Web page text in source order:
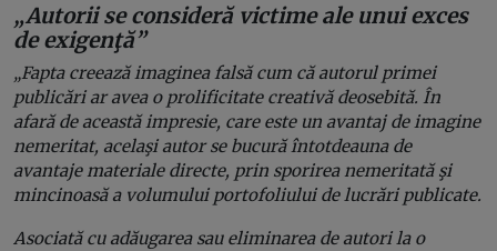
„Autorii se consideră victime ale unui exces
de exigenţă”
„Fapta creează imaginea falsă cum că autorul primei
publicări ar avea o prolificitate creativă deosebită. În
afară de această impresie, care este un avantaj de imagine
nemeritat, acelaşi autor se bucură întotdeauna de
avantaje materiale directe, prin sporirea nemeritată şi
mincinoasă a volumului portofoliului de lucrări publicate.
Asociată cu adăugarea sau eliminarea de autori la o